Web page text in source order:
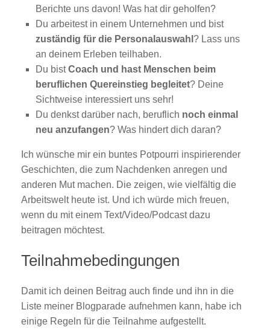
Berichte uns davon! Was hat dir geholfen?
Du arbeitest in einem Unternehmen und bist
zuständig für die Personalauswahl ? Lass uns
an deinem Erleben teilhaben.
Du bistCoach und hast Menschen beim
beruflichen Quereinstieg begleitet? Deine
Sichtweise interessiert uns sehr!
Du denkst darüber nach, beruflich noch einmal
neu anzufangen? Was hindert dich daran?
Ich wünsche mir ein buntes Potpourri inspirierender
Geschichten, die zum Nachdenken anregen und
anderen Mut machen. Die zeigen, wie vielfältig die
Arbeitswelt heute ist. Und ich würde mich freuen,
wenn du mit einem Text/Video/Podcast dazu
beitragen möchtest.
Teilnahmebedingungen
Damit ich deinen Beitrag auch finde und ihn in die
Liste meiner Blogparade aufnehmen kann, habe ich
einige Regeln für die Teilnahme aufgestellt.